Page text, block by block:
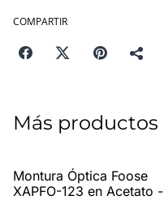
COMPARTIR
Más productos
%
Montura Óptica Foose
XAPFO-123 en Acetato -